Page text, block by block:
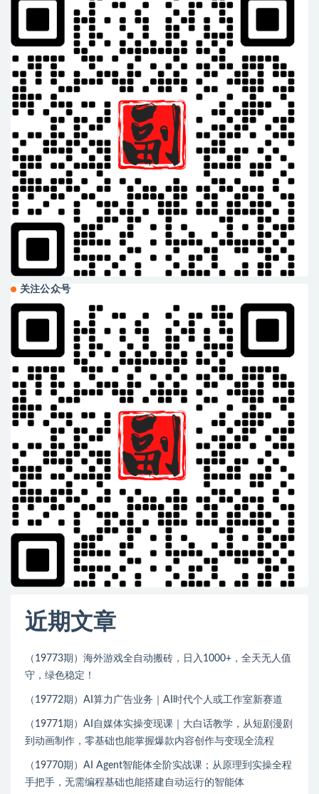
关注公众号
近期文章
（19773期）海外游戏全自动搬砖，日入1000+，全天无人值
守，绿色稳定！
（19772期）AI算力广告业务｜AI时代个人或工作室新赛道
（19771期）AI自媒体实操变现课｜大白话教学，从短剧漫剧
到动画制作，零基础也能掌握爆款内容创作与变现全流程
（19770期）AI Agent智能体全阶实战课；从原理到实操全程
手把手，无需编程基础也能搭建自动运行的智能体